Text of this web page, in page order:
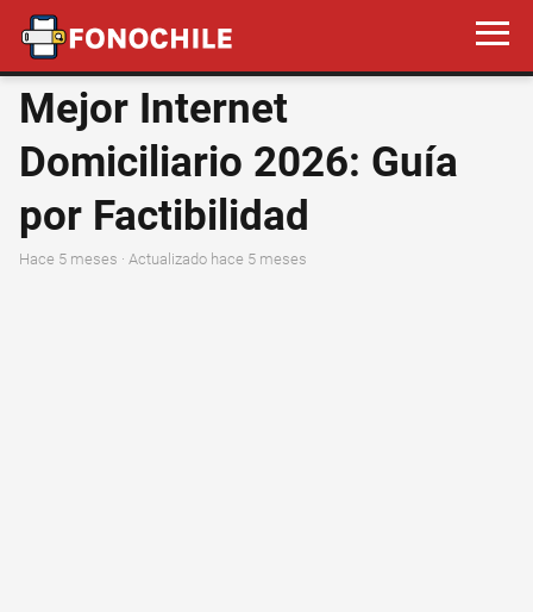
Mejor Internet
Domiciliario 2026: Guía
por Factibilidad
hace 5 meses · Actualizado hace 5 meses